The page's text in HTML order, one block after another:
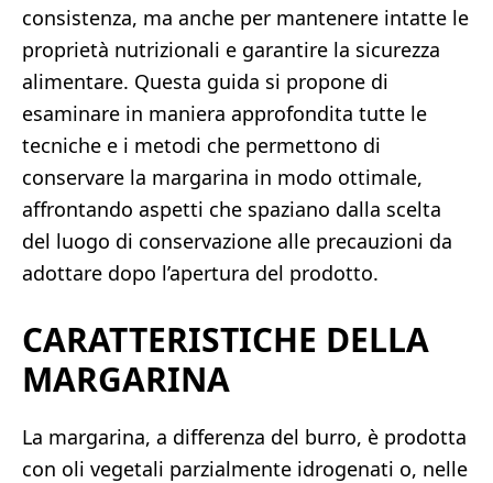
consistenza, ma anche per mantenere intatte le
proprietà nutrizionali e garantire la sicurezza
alimentare. Questa guida si propone di
esaminare in maniera approfondita tutte le
tecniche e i metodi che permettono di
conservare la margarina in modo ottimale,
affrontando aspetti che spaziano dalla scelta
del luogo di conservazione alle precauzioni da
adottare dopo l’apertura del prodotto.
CARATTERISTICHE DELLA
MARGARINA
La margarina, a differenza del burro, è prodotta
con oli vegetali parzialmente idrogenati o, nelle